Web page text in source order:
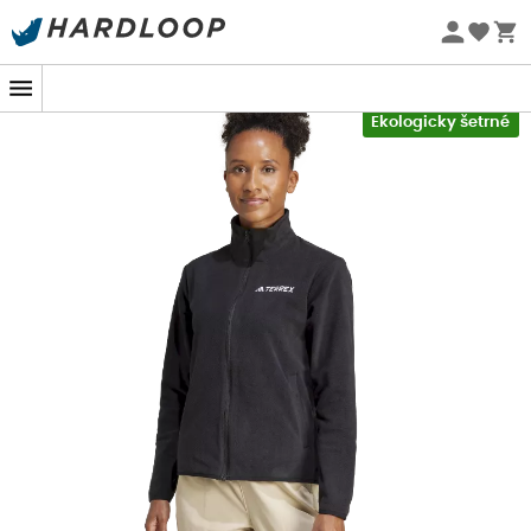
Letní akce 🔥 -5 % EXTRA při nákupu 2 produktů* s kódem
Ekologicky šetrné